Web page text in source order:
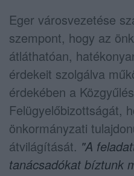
Eger városvezetése
szempont, hogy az
átláthatóan,
érdekeit szolgálva
érdekében a
Felügyelőbizottságát,
önkormányzati
átvilágítását. "A
tanácsadókat bíztunk